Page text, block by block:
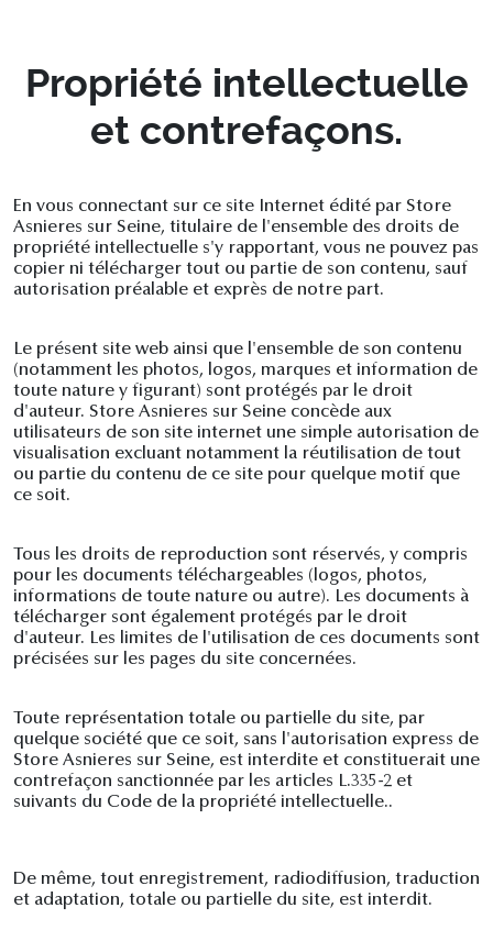
Propriété intellectuelle
et contrefaçons.
En vous connectant sur ce site Internet édité par Store
Asnieres sur Seine, titulaire de l'ensemble des droits de
propriété intellectuelle s'y rapportant, vous ne pouvez pas
copier ni télécharger tout ou partie de son contenu, sauf
autorisation préalable et exprès de notre part.
Le présent site web ainsi que l'ensemble de son contenu
(notamment les photos, logos, marques et information de
toute nature y figurant) sont protégés par le droit
d'auteur. Store Asnieres sur Seine concède aux
utilisateurs de son site internet une simple autorisation de
visualisation excluant notamment la réutilisation de tout
ou partie du contenu de ce site pour quelque motif que
ce soit.
Tous les droits de reproduction sont réservés, y compris
pour les documents téléchargeables (logos, photos,
informations de toute nature ou autre). Les documents à
télécharger sont également protégés par le droit
d'auteur. Les limites de l'utilisation de ces documents sont
précisées sur les pages du site concernées.
Toute représentation totale ou partielle du site, par
quelque société que ce soit, sans l'autorisation express de
Store Asnieres sur Seine, est interdite et constituerait une
contrefaçon sanctionnée par les articles L.335-2 et
suivants du Code de la propriété intellectuelle..
De même, tout enregistrement, radiodiffusion, traduction
et adaptation, totale ou partielle du site, est interdit.